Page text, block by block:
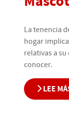
La tenencia
hogar
relativas a
conocer.
LEE